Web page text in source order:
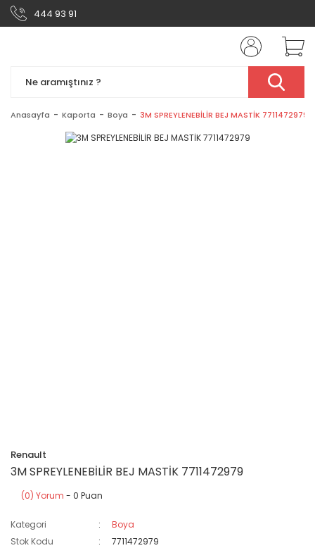
444 93 91
Anasayfa Kaporta Boya 3M SPREYLENEBİLİR BEJ MASTİK 7711472979
Renault
3M SPREYLENEBİLİR BEJ MASTİK 7711472979
(0) Yorum - 0 Puan
Kategori
Boya
Stok Kodu
7711472979